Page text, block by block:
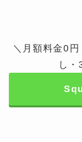
＼月額料金0
し